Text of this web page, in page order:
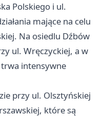
Polskiego i ul.
mające na celu
Na osiedlu Dźbów
ul. Wręczyckiej, a w
intensywne
przy ul. Olsztyńskiej
które są